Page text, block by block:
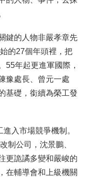
鍵的人物非嚴孝章先
的27個年頭裡，把
55年起更進軍國際，
豫處長、曾元一處
基礎，銜續為榮工發
入市場競爭機制。
制公司，沈景鵬、
更詭譎多變和嚴峻的
在輔導會和上級機關